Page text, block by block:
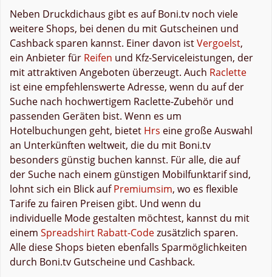
Neben Druckdichaus gibt es auf Boni.tv noch viele
weitere Shops, bei denen du mit Gutscheinen und
Cashback sparen kannst. Einer davon istVergoelst,
ein Anbieter für Reifen und Kfz-Serviceleistungen, der
mit attraktiven Angeboten überzeugt. Auch Raclette
ist eine empfehlenswerte Adresse, wenn du auf der
Suche nach hochwertigem Raclette-Zubehör und
passenden Geräten bist. Wenn es um
Hotelbuchungen geht, bietet Hrs eine große Auswahl
an Unterkünften weltweit, die du mit Boni.tv
besonders günstig buchen kannst. Für alle, die auf
der Suche nach einem günstigen Mobilfunktarif sind,
lohnt sich ein Blick aufPremiumsim, wo es flexible
Tarife zu fairen Preisen gibt. Und wenn du
individuelle Mode gestalten möchtest, kannst du mit
einem Spreadshirt Rabatt-Codezusätzlich sparen.
Alle diese Shops bieten ebenfalls Sparmöglichkeiten
durch Boni.tv Gutscheine und Cashback.